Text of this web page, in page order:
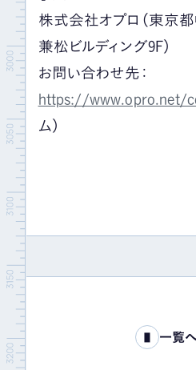
株式会社オプロ（東京
兼松ビルディング9F）
お問い合わせ先：
https://www.opro.net/
ム）
一覧